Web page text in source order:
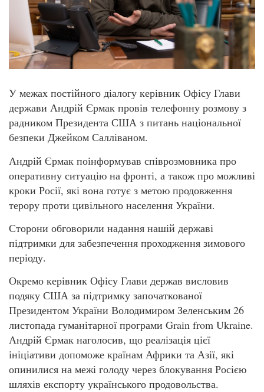
У межах постійного діалогу керівник Офісу Глави
держави Андрій Єрмак провів телефонну розмову з
радником Президента США з питань національної
безпеки Джейком Салліваном.
Андрій Єрмак поінформував співрозмовника про
оперативну ситуацію на фронті, а також про можливі
кроки Росії, які вона готує з метою продовження
терору проти цивільного населення України.
Сторони обговорили надання нашій державі
підтримки для забезпечення проходження зимового
періоду.
Окремо керівник Офісу Глави держав висловив
подяку США за підтримку започаткованої
Президентом України Володимиром Зеленським 26
листопада гуманітарної програми Grain from Ukraine.
Андрій Єрмак наголосив, що реалізація цієї
ініціативи допоможе країнам Африки та Азії, які
опинилися на межі голоду через блокування Росією
шляхів експорту українського продовольства.